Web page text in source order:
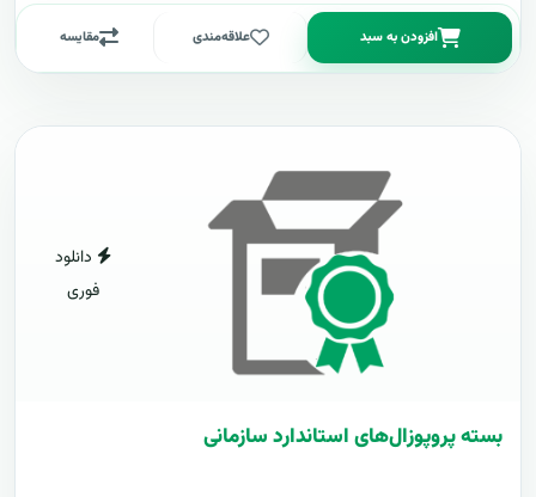
افزودن به سبد علاقه‌مندی مقایسه
دانلود
فوری
بسته پروپوزال‌های استاندارد سازمانی